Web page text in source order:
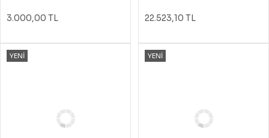
3.000,00 TL 22.523,10 TL
YENİ YENİ